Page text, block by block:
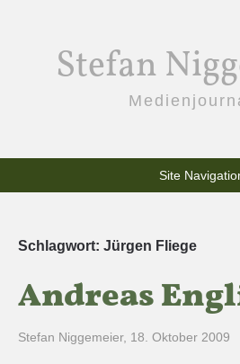
Stefan
Site
Schlagwort: Jürgen Fliege
Andreas
Stefan Niggemeier, 18. Oktober 2009